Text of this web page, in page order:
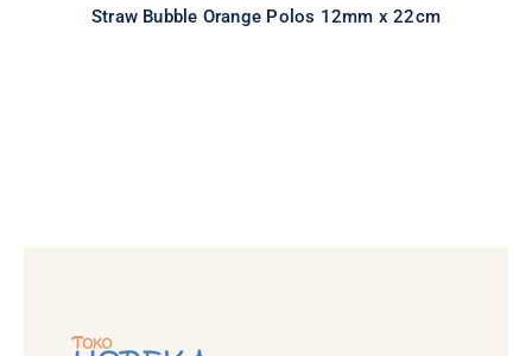
Straw Bubble Orange Polos 12mm x 22cm